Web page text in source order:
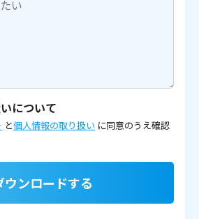
について
と個人情報の取り扱い に同意のうえ確認
ウンロードする